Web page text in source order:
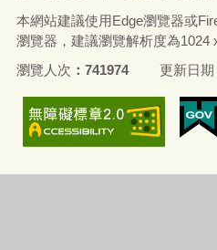
本網站建議使用Edge瀏覽器或
瀏覽器，建議瀏覽解析度為1024
瀏覽人次
741974 更新日期